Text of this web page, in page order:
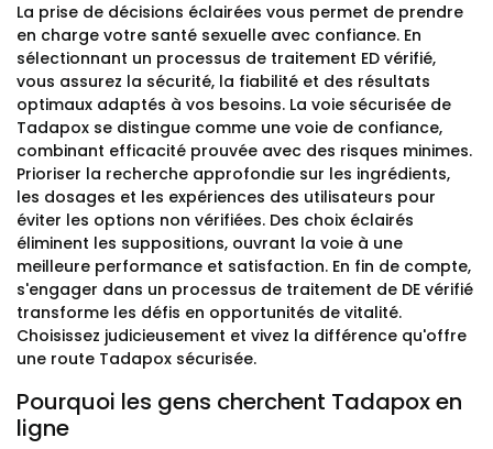
La prise de décisions éclairées vous permet de prendre
en charge votre santé sexuelle avec confiance. En
sélectionnant un processus de traitement ED vérifié,
vous assurez la sécurité, la fiabilité et des résultats
optimaux adaptés à vos besoins. La voie sécurisée de
Tadapox se distingue comme une voie de confiance,
combinant efficacité prouvée avec des risques minimes.
Prioriser la recherche approfondie sur les ingrédients,
les dosages et les expériences des utilisateurs pour
éviter les options non vérifiées. Des choix éclairés
éliminent les suppositions, ouvrant la voie à une
meilleure performance et satisfaction. En fin de compte,
s'engager dans un processus de traitement de DE vérifié
transforme les défis en opportunités de vitalité.
Choisissez judicieusement et vivez la différence qu'offre
une route Tadapox sécurisée.
Pourquoi les gens cherchent Tadapox en
ligne